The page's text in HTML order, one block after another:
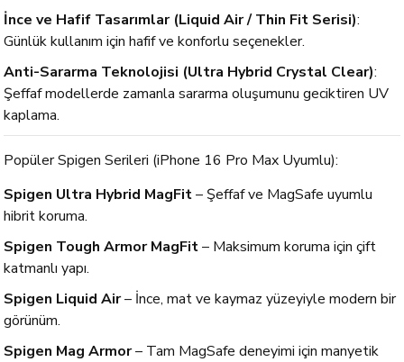
İnce ve Hafif Tasarımlar (Liquid Air / Thin Fit Serisi):
Günlük kullanım için hafif ve konforlu seçenekler.
Anti-Sararma Teknolojisi (Ultra Hybrid Crystal Clear):
Şeffaf modellerde zamanla sararma oluşumunu geciktiren UV
kaplama.
Popüler Spigen Serileri (iPhone 16 Pro Max Uyumlu):
Spigen Ultra Hybrid MagFit– Şeffaf ve MagSafe uyumlu
hibrit koruma.
Spigen Tough Armor MagFit– Maksimum koruma için çift
katmanlı yapı.
Spigen Liquid Air– İnce, mat ve kaymaz yüzeyiyle modern bir
görünüm.
Spigen Mag Armor– Tam MagSafe deneyimi için manyetik